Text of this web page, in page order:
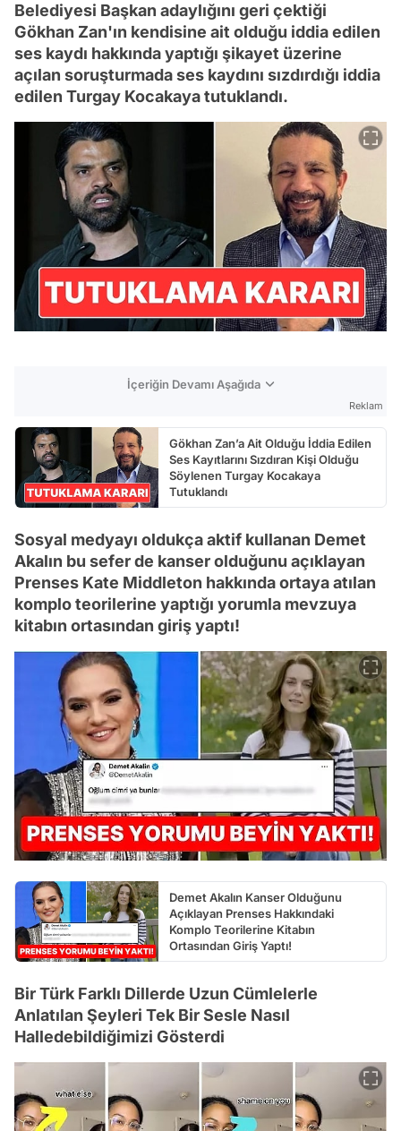
Belediyesi Başkan adaylığını geri çektiği
Gökhan Zan'ın kendisine ait olduğu iddia edilen
ses kaydı hakkında yaptığı şikayet üzerine
açılan soruşturmada ses kaydını sızdırdığı iddia
edilen Turgay Kocakaya tutuklandı.
İçeriğin Devamı Aşağıda
Reklam
Gökhan Zan’a Ait Olduğu İddia Edilen
Ses Kayıtlarını Sızdıran Kişi Olduğu
Söylenen Turgay Kocakaya
Tutuklandı
Sosyal medyayı oldukça aktif kullanan Demet
Akalın bu sefer de kanser olduğunu açıklayan
Prenses Kate Middleton hakkında ortaya atılan
komplo teorilerine yaptığı yorumla mevzuya
kitabın ortasından giriş yaptı!
Demet Akalın Kanser Olduğunu
Açıklayan Prenses Hakkındaki
Komplo Teorilerine Kitabın
Ortasından Giriş Yaptı!
Bir Türk Farklı Dillerde Uzun Cümlelerle
Anlatılan Şeyleri Tek Bir Sesle Nasıl
Halledebildiğimizi Gösterdi